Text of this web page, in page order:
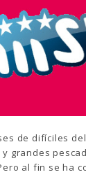
de difíciles
grandes
al fin se ha